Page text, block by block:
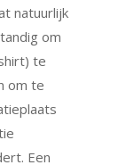
natuurlijk
om
te
om te
Een